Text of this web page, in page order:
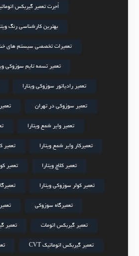
اُجرت تعمیر گیربکس
بهترین کارشناسی رنگ
تعمیرات تخصصی سیستم های
تعمیر تسمه تایم سوزوکی
تعمیر رادیاتور سوزوکی ویتارا
تعمیر سوزوکی در تهران
تعمیر وایر شمع ویتارا
تعمیرکار وایر شمع ویتارا تعمیر
تعمیر کلاچ ویتارا تعمیر
تعمیر کولر سوزوکی ویتارا
تعمیرگاه سوزوکی
تعمیر گیربکس اتومات تعمیر
تعمیر گیربکس اتوماتیک CVT